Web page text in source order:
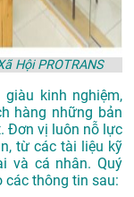
Hội PROTRANS
kinh nghiệm,
hàng những bản
Đơn vị luôn nỗ lực
từ các tài liệu kỹ
và cá nhân. Quý
các thông tin sau: